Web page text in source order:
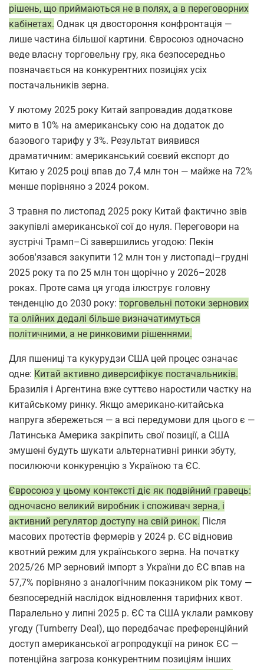
рішень, що приймаються не в полях, а в переговорних
кабінетах. Однак ця двостороння конфронтація —
лише частина більшої картини. Євросоюз одночасно
веде власну торговельну гру, яка безпосередньо
позначається на конкурентних позиціях усіх
постачальників зерна.
У лютому 2025 року Китай запровадив додаткове
мито в 10% на американську сою на додаток до
базового тарифу у 3%. Результат виявився
драматичним: американський соєвий експорт до
Китаю у 2025 році впав до 7,4 млн тон — майже на 72%
менше порівняно з 2024 роком.
З травня по листопад 2025 року Китай фактично звів
закупівлі американської сої до нуля. Переговори на
зустрічі Трамп–Сі завершились угодою: Пекін
зобов'язався закупити 12 млн тон у листопаді–грудні
2025 року та по 25 млн тон щорічно у 2026–2028
роках. Проте сама ця угода ілюструє головну
тенденцію до 2030 року: торговельні потоки зернових
та олійних дедалі більше визначатимуться
політичними, а не ринковими рішеннями.
Для пшениці та кукурудзи США цей процес означає
одне: Китай активно диверсифікує постачальників.
Бразилія і Аргентина вже суттєво наростили частку на
китайському ринку. Якщо американо-китайська
напруга збережеться — а всі передумови для цього є —
Латинська Америка закріпить свої позиції, а США
змушені будуть шукати альтернативні ринки збуту,
посилюючи конкуренцію з Україною та ЄС.
Євросоюз у цьому контексті діє як подвійний гравець:
одночасно великий виробник і споживач зерна, і
активний регулятор доступу на свій ринок. Після
масових протестів фермерів у 2024 р. ЄС відновив
квотний режим для українського зерна. На початку
2025/26 МР зерновий імпорт з України до ЄС впав на
57,7% порівняно з аналогічним показником рік тому —
безпосередній наслідок відновлення тарифних квот.
Паралельно у липні 2025 р. ЄС та США уклали рамкову
угоду (Turnberry Deal), що передбачає преференційний
доступ американської агропродукції на ринок ЄС —
потенційна загроза конкурентним позиціям інших